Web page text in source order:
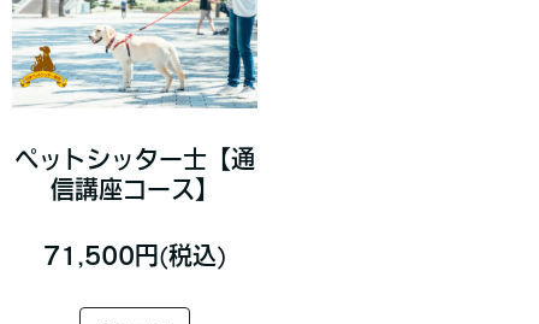
ペットシッター士【通
信講座コース】
71,500円(税込)